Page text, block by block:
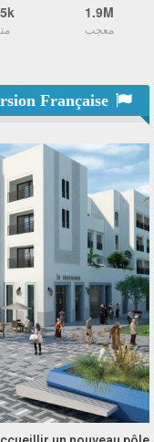
1.9M
معجب